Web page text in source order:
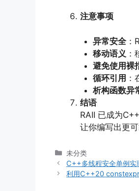
注意事项
异常安全：
移动语义
避免使用裸
循环引用 ：
析构函数异
结语
RAII 已成为
让你编写出更
分
类
未分类
C++多线程安全单例实
利用C++20 constexpr